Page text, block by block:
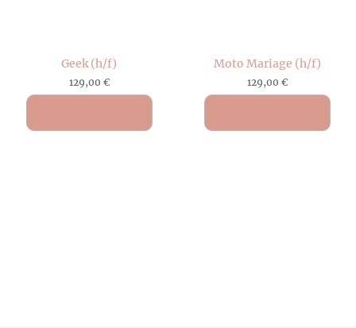
Geek (h/f)
129,00 €
Moto Mariage (h/f)
129,00 €